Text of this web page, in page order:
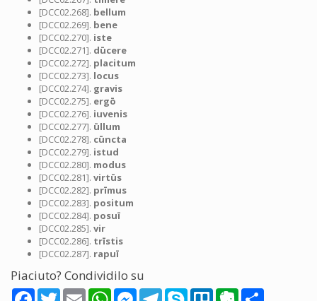
[DCC02.268]. bellum
[DCC02.269]. bene
[DCC02.270]. iste
[DCC02.271]. dūcere
[DCC02.272]. placitum
[DCC02.273]. locus
[DCC02.274]. gravis
[DCC02.275]. ergō
[DCC02.276]. iuvenis
[DCC02.277]. ūllum
[DCC02.278]. cūncta
[DCC02.279]. istud
[DCC02.280]. modus
[DCC02.281]. virtūs
[DCC02.282]. prīmus
[DCC02.283]. positum
[DCC02.284]. posuī
[DCC02.285]. vir
[DCC02.286]. trīstis
[DCC02.287]. rapuī
Piaciuto? Condividilo su
FacebookTwitterEmail WhatsAppMessengerTelegramSkype Trello Evernote